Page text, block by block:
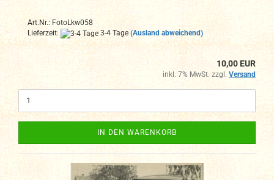
Art.Nr.: FotoLkw058
Lieferzeit:
3-4 Tage (Ausland abweichend)
10,00 EUR
inkl. 7% MwSt. zzgl. Versand
IN DEN WARENKORB